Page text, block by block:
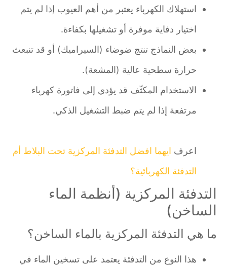
استهلاك الكهرباء يعتبر من أهم العيوب إذا لم يتم
اختيار دفاية موفرة أو تشغيلها بكفاءة.
بعض النماذج تنتج ضوضاء (السيراميك) أو قد تنبعث
حرارة سطحية عالية (المشعة).
الاستخدام المكثّف قد يؤدي إلى فاتورة كهرباء
مرتفعة إذا لم يتم ضبط التشغيل الذكي.
اعرفايهما افضل التدفئة المركزية تحت البلاط أم
التدفئة الكهربائية؟
التدفئة المركزية (أنظمة الماء
الساخن)
ما هي التدفئة المركزية بالماء الساخن؟
هذا النوع من التدفئة يعتمد على تسخين الماء في